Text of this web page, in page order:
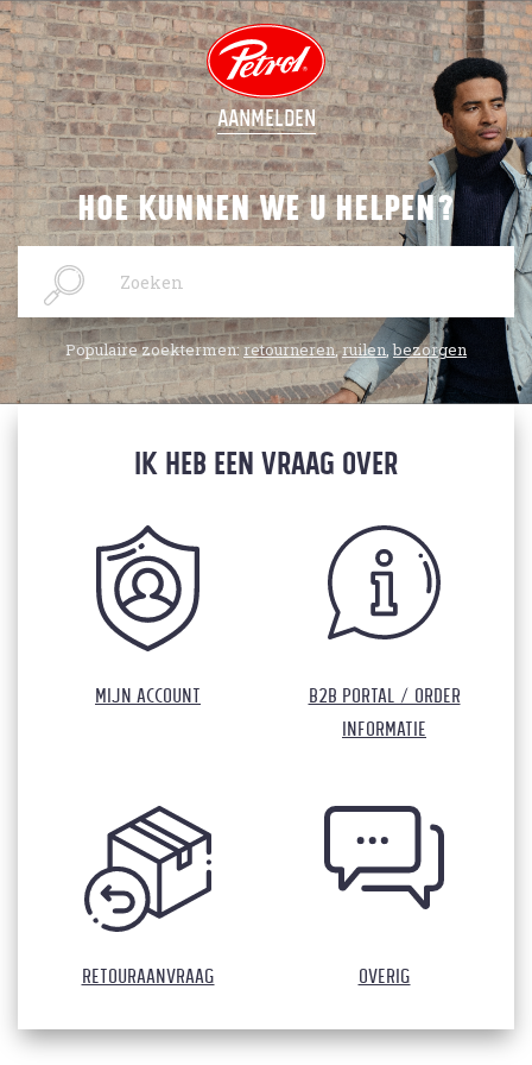
AANMELDEN
HOE KUNNEN WE U HELPEN?
Populaire zoektermen:retourneren,ruilen,bezorgen
IK HEB EEN VRAAG OVER
Mijn Account
B2B Portal / Order
informatie
Retouraanvraag Overig